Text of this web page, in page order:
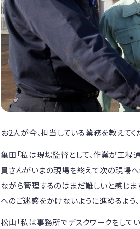
――お2人が今、担当している業務を教えてく
亀田「私は現場監督として、作業が工程
員さんがいまの現場を終えて次の現場
ながら管理するのはまだ難しいと感じ
へのご迷惑をかけないように進めるよう
松山「私は事務所でデスクワークをし